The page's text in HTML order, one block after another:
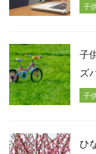
子
子
ズ
子
ひ